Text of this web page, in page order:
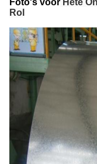
Foto's voor Hete
Rol